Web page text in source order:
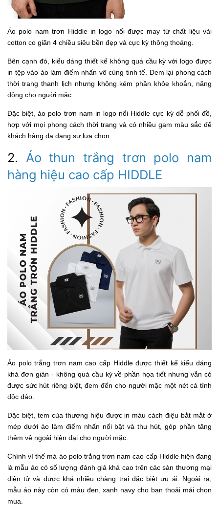
Áo polo nam trơn Hiddle in logo nổi được may từ chất liệu vải
cotton co giãn 4 chiều siêu bền đẹp và cực kỳ thông thoáng.
Bên cạnh đó, kiểu dáng thiết kế không quá cầu kỳ với logo được
in tệp vào áo làm điểm nhấn vô cùng tinh tế. Đem lại phong cách
thời trang thanh lịch nhưng không kém phần khỏe khoắn, năng
động cho người mặc.
Đặc biệt, áo polo trơn nam in logo nổi Hiddle cực kỳ dễ phối đồ,
hợp với mọi phong cách thời trang và có nhiều gam màu sắc để
khách hàng đa dạng sự lựa chọn.
2.
Áo thun trắng trơn polo nam
hàng hiệu cao cấp HIDDLE
Áo polo trắng trơn nam cao cấp Hiddle được thiết kế kiểu dáng
khá đơn giản - không quá cầu kỳ về phần họa tiết nhưng vẫn có
được sức hút riêng biệt, đem đến cho người mặc một nét cá tính
độc đáo.
Đặc biệt, tem của thương hiệu được in màu cách điệu bắt mắt ở
mép dưới áo làm điểm nhấn nổi bật và thu hút, góp phần tăng
thêm vẻ ngoài hiện đại cho người mặc.
Chính vì thế mà áo polo trắng trơn nam cao cấp Hiddle hiện đang
là mẫu áo có số lượng đánh giá khá cao trên các sàn thương mại
điện tử và được khá nhiều chàng trai đặc biệt ưu ái. Ngoài ra,
mẫu áo này còn có màu đen, xanh navy cho bạn thoải mái chọn
mua.